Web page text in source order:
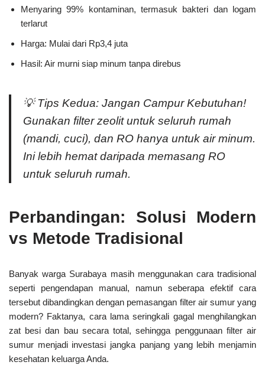
Menyaring 99% kontaminan, termasuk bakteri dan logam
terlarut
Harga: Mulai dari Rp3,4 juta
Hasil: Air murni siap minum tanpa direbus
💡Tips Kedua: Jangan Campur Kebutuhan!
Gunakan filter zeolit untuk seluruh rumah
(mandi, cuci), dan RO hanya untuk air minum.
Ini lebih hemat daripada memasang RO
untuk seluruh rumah.
Perbandingan: Solusi Modern
vs Metode Tradisional
Banyak warga Surabaya masih menggunakan cara tradisional
seperti pengendapan manual, namun seberapa efektif cara
tersebut dibandingkan dengan pemasangan filter air sumur yang
modern? Faktanya, cara lama seringkali gagal menghilangkan
zat besi dan bau secara total, sehingga penggunaan filter air
sumur menjadi investasi jangka panjang yang lebih menjamin
kesehatan keluarga Anda.